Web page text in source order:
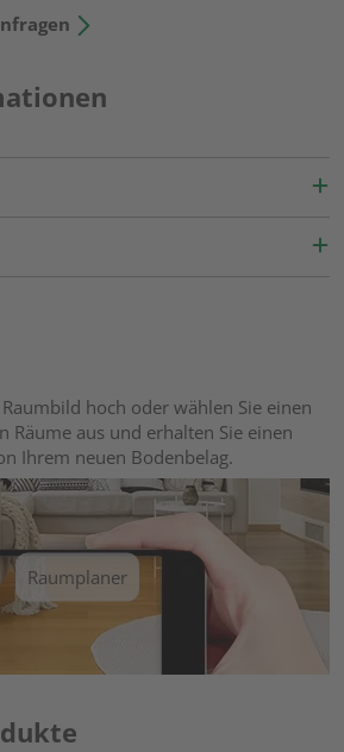
hoch oder wählen Sie einen
Räume aus und erhalten Sie einen
Ihrem neuen Bodenbelag.
Raumplaner